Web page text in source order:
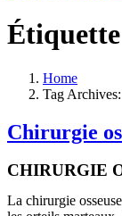
Home
Tag Archives:
Chirurgie
CHIRURGIE
La chirurgie